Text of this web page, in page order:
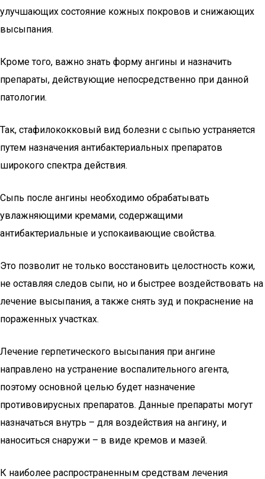
улучшающих состояние кожных покровов и снижающих
высыпания.
Кроме того, важно знать форму ангины и назначить
препараты, действующие непосредственно при данной
патологии.
Так, стафилококковый вид болезни с сыпью устраняется
путем назначения антибактериальных препаратов
широкого спектра действия.
Сыпь после ангины необходимо обрабатывать
увлажняющими кремами, содержащими
антибактериальные и успокаивающие свойства.
Это позволит не только восстановить целостность кожи,
не оставляя следов сыпи, но и быстрее воздействовать на
лечение высыпания, а также снять зуд и покраснение на
пораженных участках.
Лечение герпетического высыпания при ангине
направлено на устранение воспалительного агента,
поэтому основной целью будет назначение
противовирусных препаратов. Данные препараты могут
назначаться внутрь – для воздействия на ангину, и
наноситься снаружи – в виде кремов и мазей.
К наиболее распространенным средствам лечения